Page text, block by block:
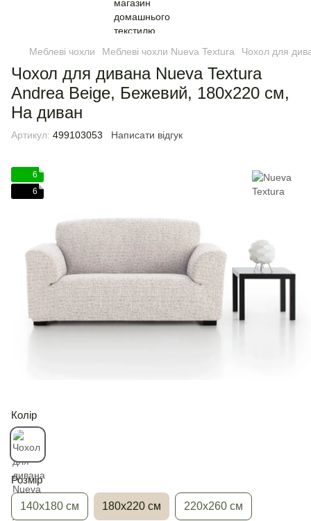
Меблеві чохли Меблеві чохли Nueva Textura Чохол для
Чохол для дивана Nueva Textura
Andrea Beige, Бежевий, 180х220 см,
На диван
Артикул: 499103053 Написати відгук
6
6
Колір
Розмір
140х180 см 180х220 см 220х260 см